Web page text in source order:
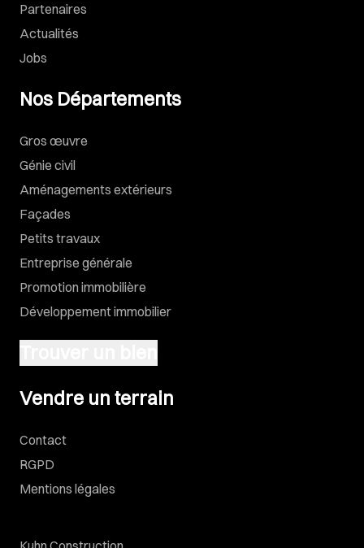
Partenaires
Actualités
Jobs
Nos Départements
Gros œuvre
Génie civil
Aménagements extérieurs
Façades
Petits travaux
Entreprise générale
Promotion immobilière
Développement immobilier
Vendre un terrain
Contact
RGPD
Mentions légales